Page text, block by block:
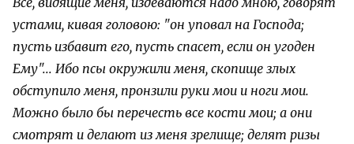
устами, кивая головою: "он уповал на Господа;
пусть избавит его, пусть спасет, если он угоден
Ему"... Ибо псы окружили меня, скопище злых
обступило меня, пронзили руки мои и ноги мои.
Можно было бы перечесть все кости мои; а они
смотрят и делают из меня зрелище; делят ризы